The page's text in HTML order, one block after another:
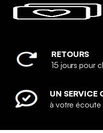
RETOURS
15 jours pour
UN SERVICE
à votre écoute